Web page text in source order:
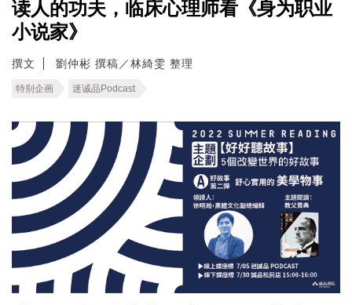
读人的功夫，临床心理师看《身为职业
小说家》
撰文 劉仲彬 撰稿／林綺雯 整理
特别企画 迷诚品Podcast